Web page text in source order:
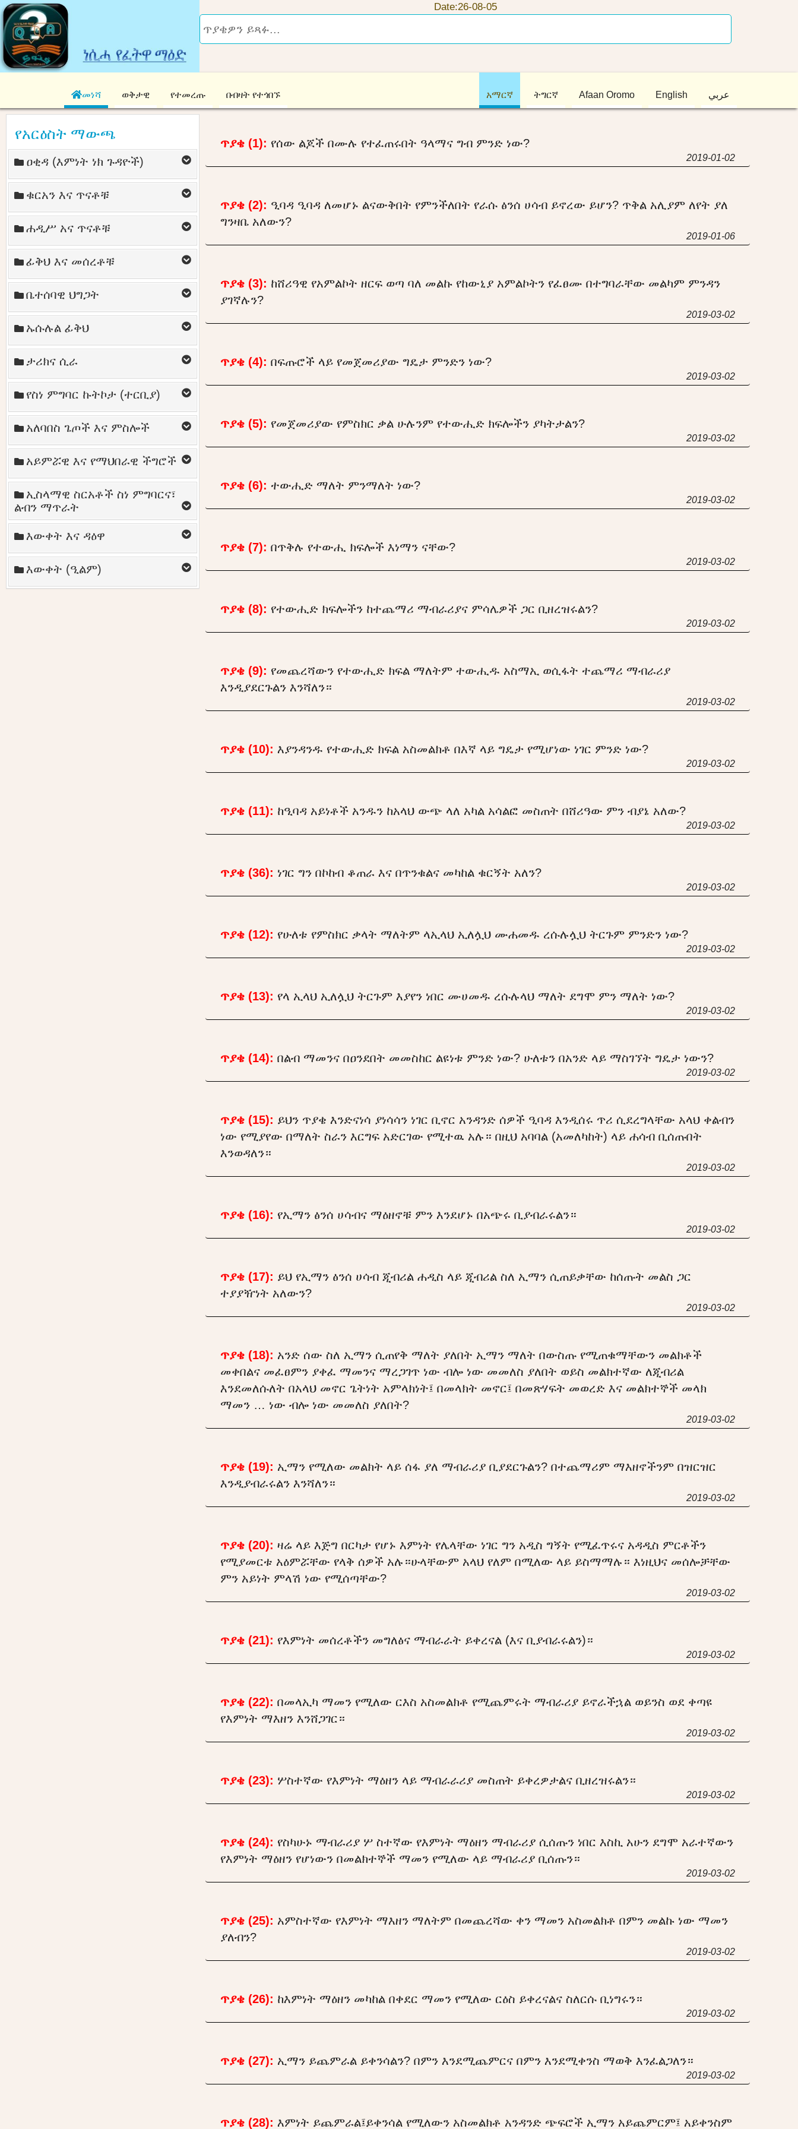
Date:26-08-05
መነሻ ወቅታዊ የተመረጡ በብዛት የተጎበኙ አማርኛ ትግርኛ Afaan Oromo English عربي
የአርዕስት ማውጫ
ዐቂዳ (እምነት ነክ ጉዳዮች)
ቁርአን እና ጥናቶቹ
ሐዲሥ አና ጥናቶቹ
ፊቅህ እና መሰረቶቹ
ቤተሰባዊ ህግጋት
ኡሱሉል ፊቅህ
ታሪክና ሲራ
የስነ ምግባር ኩትኮታ (ተርቢያ)
አለባበስ ጌጦች እና ምስሎች
አይምሯዊ እና የማህበራዊ ችግሮች
ኢስላማዊ ስርአቶች ስነ ምግባርና፣
ልብን ማጥራት
እውቀት እና ዳዕዋ
እውቀት (ዒልም)
ጥያቄ (1): የሰው ልጆች በሙሉ የተፈጠሩበት ዓላማና ግብ ምንድ ነው?
2019-01-02
ጥያቄ (2): ዒባዳ ዒባዳ ለመሆኑ ልናውቅበት የምንችለበት የራሱ ፅንሰ ሀሳብ ይኖረው ይሆን? ጥቅል አሊያም ለየት ያለ
ግንዛቤ አለውን?
2019-01-06
ጥያቄ (3): ከሸሪዓዊ የአምልኮት ዘርፍ ወጣ ባለ መልኩ የከውኒያ አምልኮትን የፈፀሙ በተግባራቸው መልካም ምንዳን
ያገኛሉን?
2019-03-02
ጥያቄ (4): በፍጡሮች ላይ የመጀመሪያው ግዴታ ምንድን ነው?
2019-03-02
ጥያቄ (5): የመጀመሪያው የምስክር ቃል ሁሉንም የተውሒድ ክፍሎችን ያካትታልን?
2019-03-02
ጥያቄ (6): ተውሒድ ማለት ምንማለት ነው?
2019-03-02
ጥያቄ (7): በጥቅሉ የተውሒ ክፍሎች እነማን ናቸው?
2019-03-02
ጥያቄ (8): የተውሒድ ክፍሎችን ከተጨማሪ ማብራሪያና ምሳሌዎች ጋር ቢዘረዝሩልን?
2019-03-02
ጥያቄ (9): የመጨረሻውን የተውሒድ ክፍል ማለትም ተውሒዱ አስማኢ ወሲፋት ተጨማሪ ማብራሪያ
እንዲያደርጉልን እንሻለን።
2019-03-02
ጥያቄ (10): እያንዳንዱ የተውሒድ ክፍል አስመልክቶ በእኛ ላይ ግዴታ የሚሆነው ነገር ምንድ ነው?
2019-03-02
ጥያቄ (11): ከዒባዳ አይነቶች አንዱን ከአላህ ውጭ ላለ አካል አሳልፎ መስጠት በሸሪዓው ምን ብያኔ አለው?
2019-03-02
ጥያቄ (36): ነገር ግን በኮከብ ቆጠራ እና በጥንቁልና መካከል ቁርኝት አለን?
2019-03-02
ጥያቄ (12): የሁለቱ የምስክር ቃላት ማለትም ላኢላህ ኢለሏህ ሙሐመዱ ረሱሉሏህ ትርጉም ምንድን ነው?
2019-03-02
ጥያቄ (13): የላ ኢላህ ኢለሏህ ትርጉም እያየን ነበር ሙሀመዱ ረሱሉላህ ማለት ደግሞ ምን ማለት ነው?
2019-03-02
ጥያቄ (14): በልብ ማመንና በዐንደበት መመስከር ልዩነቱ ምንድ ነው? ሁለቱን በአንድ ላይ ማስገኘት ግዴታ ነውን?
2019-03-02
ጥያቄ (15): ይህን ጥያቄ እንድናነሳ ያነሳሳን ነገር ቢኖር አንዳንድ ሰዎች ዒባዳ እንዲሰሩ ጥሪ ሲደረግላቸው አላህ ቀልብን
ነው የሚያየው በማለት ስራን እርግፍ አድርገው የሚተዉ አሉ። በዚህ አባባል (አመለካከት) ላይ ሐሳብ ቢሰጡበት
እንወዳለን።
2019-03-02
ጥያቄ (16): የኢማን ፅንሰ ሀሳብና ማዕዘኖቹ ምን እንደሆኑ በአጭሩ ቢያብራሩልን።
2019-03-02
ጥያቄ (17): ይህ የኢማን ፅንሰ ሀሳብ ጂብሪል ሐዲስ ላይ ጂብሪል ስለ ኢማን ሲጠይቃቸው ከሰጡት መልስ ጋር
ተያያዥነት አለውን?
2019-03-02
ጥያቄ (18): አንድ ሰው ስለ ኢማን ሲጠየቅ ማለት ያለበት ኢማን ማለት በውስጡ የሚጠቁማቸውን መልክቶች
መቀበልና መፈፀምን ያቀፈ ማመንና ማረጋገጥ ነው ብሎ ነው መመለስ ያለበት ወይስ መልክተኛው ለጂብሪል
እንደመለሱለት በአላህ መኖር ጌትነት አምላክነት፤ በመላክት መኖር፤ በመጽሃፍት መወረድ እና መልክተኞች መላክ
ማመን … ነው ብሎ ነው መመለስ ያለበት?
2019-03-02
ጥያቄ (19): ኢማን የሚለው መልክት ላይ ሰፋ ያለ ማብራሪያ ቢያደርጉልን? በተጨማሪም ማእዘኖችንም በዝርዝር
እንዲያብራሩልን እንሻለን።
2019-03-02
ጥያቄ (20): ዛሬ ላይ እጅግ በርካታ የሆኑ እምነት የሌላቸው ነገር ግን አዲስ ግኝት የሚፈጥሩና አዳዲስ ምርቶችን
የሚያመርቱ አዕምሯቸው የላቅ ሰዎች አሉ።ሁላቸውም አላህ የለም በሚለው ላይ ይስማማሉ። እነዚህና መሰሎቻቸው
ምን አይነት ምላሽ ነው የሚሰጣቸው?
2019-03-02
ጥያቄ (21): የእምነት መሰረቶችን መግለፅና ማብራራት ይቀረናል (እና ቢያብራሩልን)።
2019-03-02
ጥያቄ (22): በመላኢካ ማመን የሚለው ርእስ አስመልክቶ የሚጨምሩት ማብራሪያ ይኖራችኋል ወይንስ ወደ ቀጣዩ
የእምነት ማእዘን እንሸጋገር።
2019-03-02
ጥያቄ (23): ሦስተኛው የእምነት ማዕዘን ላይ ማብራራሪያ መስጠት ይቀረዎታልና ቢዘረዝሩልን።
2019-03-02
ጥያቄ (24): የስካሁኑ ማብራሪያ ሦ ስተኛው የእምነት ማዕዘን ማብራሪያ ሲሰጡን ነበር እስኪ አሁን ደግሞ አራተኛውን
የእምነት ማዕዘን የሆነውን በመልክተኞች ማመን የሚለው ላይ ማብራሪያ ቢሰጡን።
2019-03-02
ጥያቄ (25): አምስተኛው የእምነት ማእዘን ማለትም በመጨረሻው ቀን ማመን አስመልክቶ በምን መልኩ ነው ማመን
ያለብን?
2019-03-02
ጥያቄ (26): ከእምነት ማዕዘን መካከል በቀደር ማመን የሚለው ርዕስ ይቀረናልና ስለርሱ ቢነግሩን።
2019-03-02
ጥያቄ (27): ኢማን ይጨምራል ይቀንሳልን? በምን እንደሚጨምርና በምን እንደሚቀንስ ማወቅ እንፈልጋለን።
2019-03-02
ጥያቄ (28): እምነት ይጨምራል፤ይቀንሳል የሚለውን አስመልክቶ አንዳንድ ጭፍሮች ኢማን አይጨምርም፤ አይቀንስም